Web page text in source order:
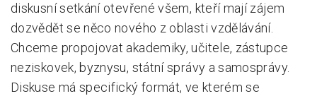
Kontakty
diskusní setkání otevřené všem, kteří mají zájem
dozvědět se něco nového z oblasti vzdělávání.
Chceme propojovat akademiky, učitele, zástupce
neziskovek, byznysu, státní správy a samosprávy.
Diskuse má specifický formát, ve kterém se